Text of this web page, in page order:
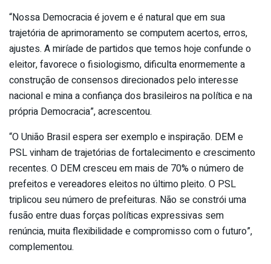
“Nossa Democracia é jovem e é natural que em sua
trajetória de aprimoramento se computem acertos, erros,
ajustes. A miríade de partidos que temos hoje confunde o
eleitor, favorece o fisiologismo, dificulta enormemente a
construção de consensos direcionados pelo interesse
nacional e mina a confiança dos brasileiros na política e na
própria Democracia”, acrescentou.
“O União Brasil espera ser exemplo e inspiração. DEM e
PSL vinham de trajetórias de fortalecimento e crescimento
recentes. O DEM cresceu em mais de 70% o número de
prefeitos e vereadores eleitos no último pleito. O PSL
triplicou seu número de prefeituras. Não se constrói uma
fusão entre duas forças políticas expressivas sem
renúncia, muita flexibilidade e compromisso com o futuro”,
complementou.